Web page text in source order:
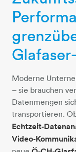
Moderne
– sie brauchen
Datenmengen
transportieren.